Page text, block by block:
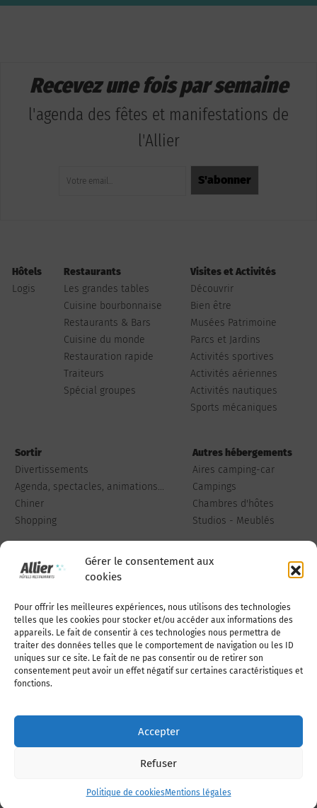
Gérer le consentement aux
cookies
Pour offrir les meilleures expériences, nous utilisons des technologies
telles que les cookies pour stocker et/ou accéder aux informations des
appareils. Le fait de consentir à ces technologies nous permettra de
traiter des données telles que le comportement de navigation ou les ID
uniques sur ce site. Le fait de ne pas consentir ou de retirer son
consentement peut avoir un effet négatif sur certaines caractéristiques et
fonctions.
Accepter
Refuser
Politique de cookiesMentions légales
Recevez une fois par semaine
l'agenda des fêtes et manifestations de
l'Allier
Hôtels
Logis
Restaurants
Les grandes tables
Cuisine bourbonnaise
Restaurants & Bars
Cuisine du monde
Restauration rapide
Traiteurs
Spécial groupes
Visites et Activités
Découvrir
Bien être
Musées Patrimoine
Parcs et Jardins
Activités sportives
Activités aériennes
Activités nautiques
Sports mécaniques
Sortir
Divertissements
Agenda, spectacles, animations...
Chiner
Shopping
Autres hébergements
Aires camping-car
Campings
Chambres d'hôtes
Studios - Meublés
Qui sommes-nous Publiez votre annonce
Adhérer à l’association Nous contacter
Politique de cookies (UE)